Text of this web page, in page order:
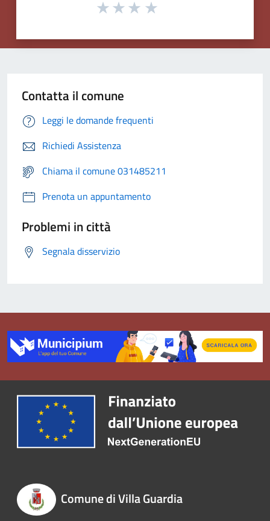
Contatta il comune
Leggi le domande frequenti
Richiedi Assistenza
Chiama il comune 031485211
Prenota un appuntamento
Problemi in città
Segnala disservizio
Comune di Villa Guardia